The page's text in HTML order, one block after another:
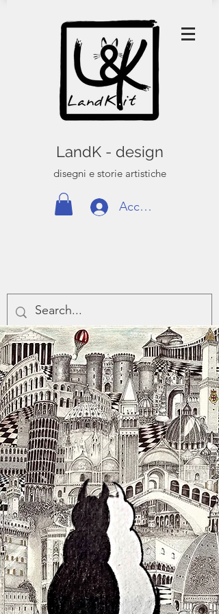
LandK - design
disegni e storie artistiche
Accedi